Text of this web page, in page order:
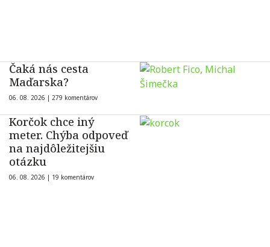
Čaká nás cesta
Maďarska?
06. 08. 2026 | 279 komentárov
Korčok chce iný
meter. Chýba odpoveď
na najdôležitejšiu
otázku
06. 08. 2026 | 19 komentárov